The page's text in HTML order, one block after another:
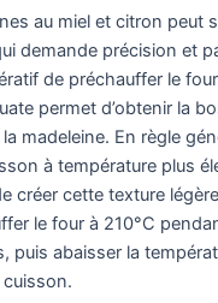
au miel et citron peut
demande précision et
de préchauffer le
permet d’obtenir la
madeleine. En règle
à température plus
créer cette texture
le four à 210°C
puis abaisser la
cuisson.